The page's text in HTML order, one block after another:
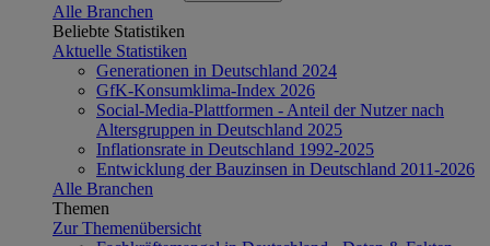
Alle Branchen
Beliebte Statistiken
Aktuelle Statistiken
Generationen in Deutschland 2024
GfK-Konsumklima-Index 2026
Social-Media-Plattformen - Anteil der Nutzer nach
Altersgruppen in Deutschland 2025
Inflationsrate in Deutschland 1992-2025
Entwicklung der Bauzinsen in Deutschland 2011-2026
Alle Branchen
Themen
Zur Themenübersicht